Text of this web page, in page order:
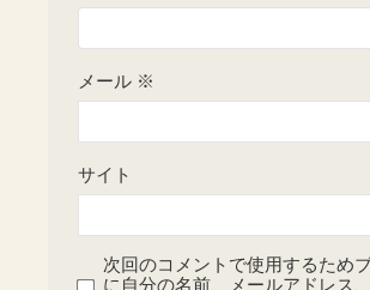
メール ※
サイト
次回のコメントで使用するため
に自分の名前、メールアドレス